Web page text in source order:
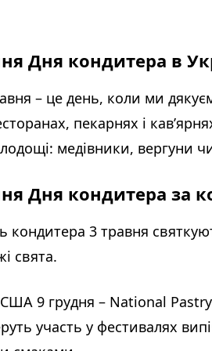
Дня кондитера в
– це день, коли ми
пекарнях і
медівники, вергуни
Дня кондитера за
кондитера 3 травня
свята.
9 грудня – National
участь у фестивалях